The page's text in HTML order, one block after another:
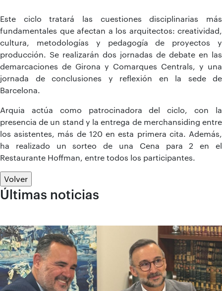
Este ciclo tratará las cuestiones disciplinarias más
fundamentales que afectan a los arquitectos: creatividad,
cultura, metodologías y pedagogía de proyectos y
producción. Se realizarán dos jornadas de debate en las
demarcaciones de Girona y Comarques Centrals, y una
jornada de conclusiones y reflexión en la sede de
Barcelona.
Arquia actúa como patrocinadora del ciclo, con la
presencia de un stand y la entrega de merchansiding entre
los asistentes, más de 120 en esta primera cita. Además,
ha realizado un sorteo de una Cena para 2 en el
Restaurante Hoffman, entre todos los participantes.
Volver
Últimas noticias